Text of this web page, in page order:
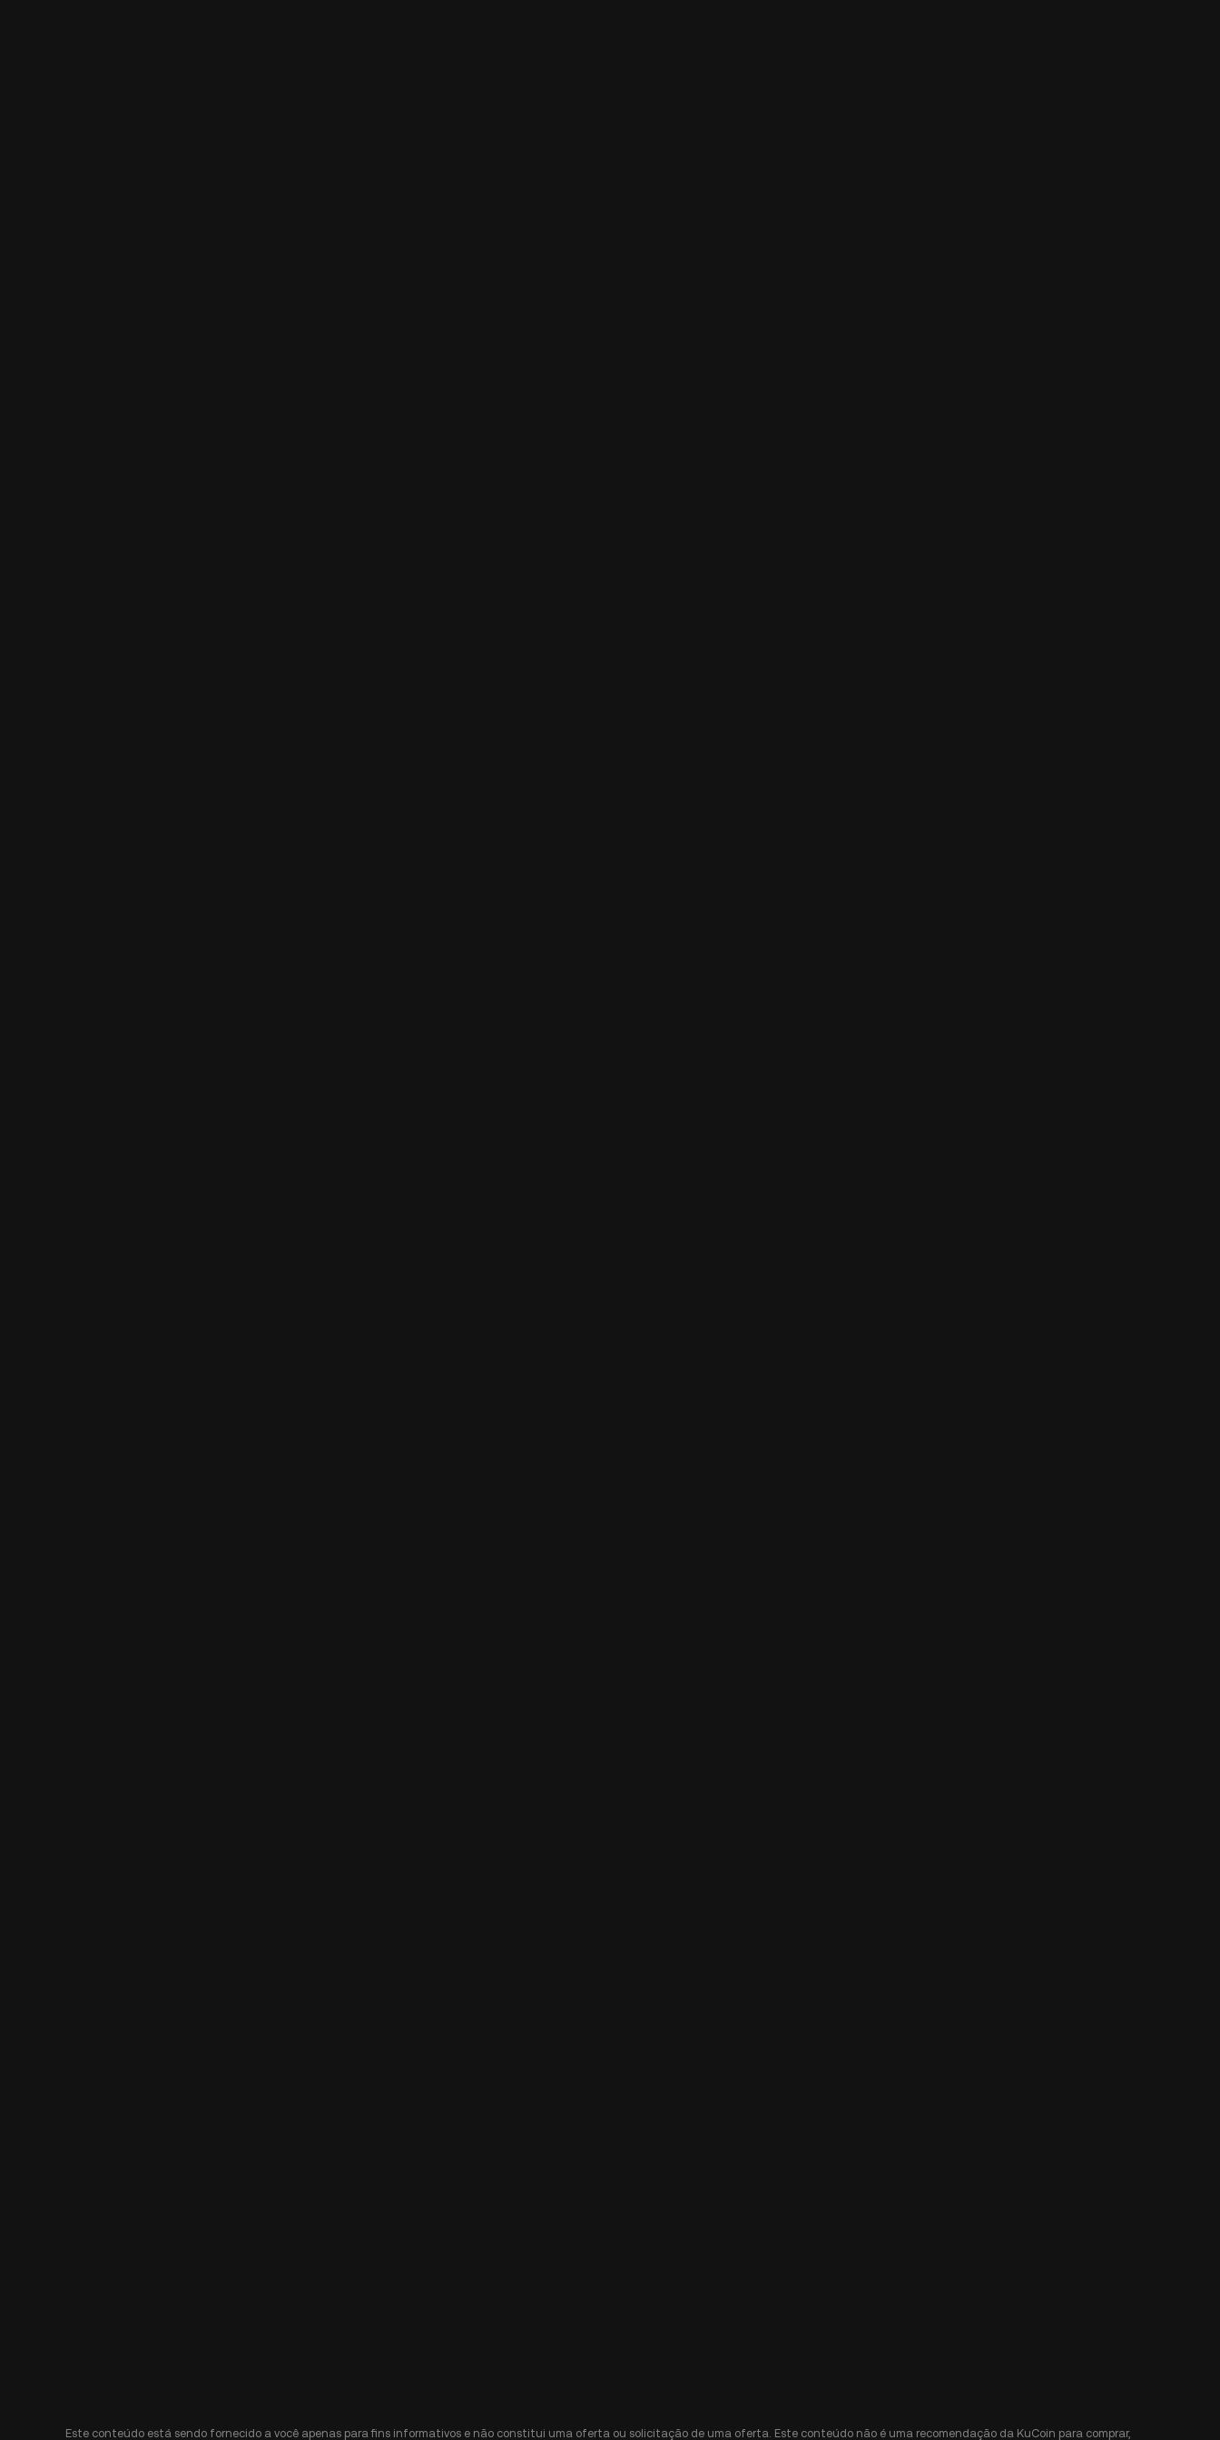
Este conteúdo está sendo fornecido a você apenas para fins informativos e não constitui uma oferta ou solicitação de uma oferta. Este conteúdo não é uma recomendação da KuCoin para comprar,